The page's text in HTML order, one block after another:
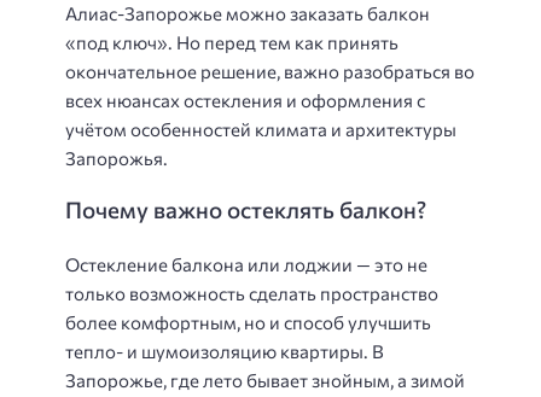
Алиас-Запорожье можно заказать балкон
«под ключ». Но перед тем как принять
окончательное решение, важно разобраться во
всех нюансах остекления и оформления с
учётом особенностей климата и архитектуры
Запорожья.
Почему важно остеклять балкон?
Остекление балкона или лоджии — это не
только возможность сделать пространство
более комфортным, но и способ улучшить
тепло- и шумоизоляцию квартиры. В
Запорожье, где лето бывает знойным, а зимой